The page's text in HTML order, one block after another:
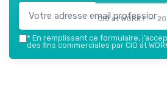
CIO at WORK ! —
* En remplissant ce formulaire,
des fins commerciales par CIO at